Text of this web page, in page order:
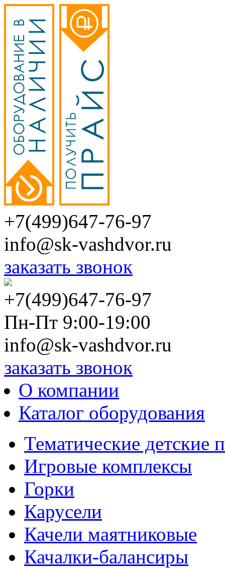
+7(499)647-76-97
info@sk-vashdvor.ru
заказать звонок
+7(499)647-76-97
Пн-Пт 9:00-19:00
info@sk-vashdvor.ru
заказать звонок
О компании
Каталог оборудования
Тематические детские
Игровые комплексы
Горки
Карусели
Качели маятниковые
Качалки-балансиры